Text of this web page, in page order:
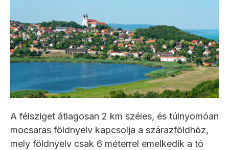
A félsziget átlagosan 2 km széles, és túlnyomóan
mocsaras földnyelv kapcsolja a szárazföldhöz,
mely földnyelv csak 6 méterrel emelkedik a tó